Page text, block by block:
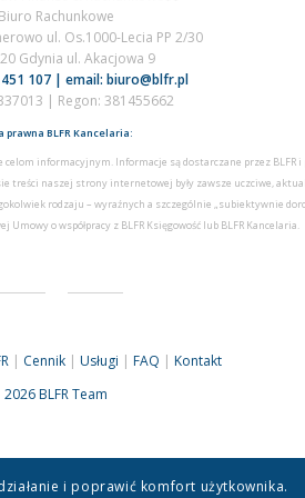
Biuro Rachunkowe
ul. Os.1000-Lecia PP 2/30
Gdynia ul. Akacjowa 9
107 | email: biuro@blfr.pl
| Regon: 381455662
prawna BLFR Kancelaria:
celom informacyjnym. Informacje są dostarczane przez BLFR
treści naszej strony internetowej były zawsze uczciwe,
rodzaju – wyraźnych a szczególnie „subiektywnie
Umowy o współpracy z BLFR Księgowość lub BLFR Kancelaria.
| Cennik| Usługi | FAQ | Kontakt
2026 BLFR Team
i poprawić komfort użytkownika.